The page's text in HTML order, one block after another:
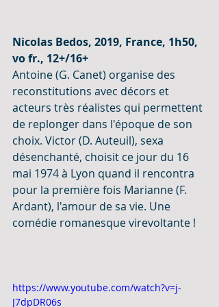
Nicolas Bedos, 2019, France, 1h50,
vo fr., 12+/16+
Antoine (G. Canet) organise des
reconstitutions avec décors et
acteurs très réalistes qui permettent
de replonger dans l'époque de son
choix. Victor (D. Auteuil), sexa
désenchanté, choisit ce jour du 16
mai 1974 à Lyon quand il rencontra
pour la première fois Marianne (F.
Ardant), l'amour de sa vie. Une
comédie romanesque virevoltante !
https://www.youtube.com/watch?v=j-
J7dpDR06s